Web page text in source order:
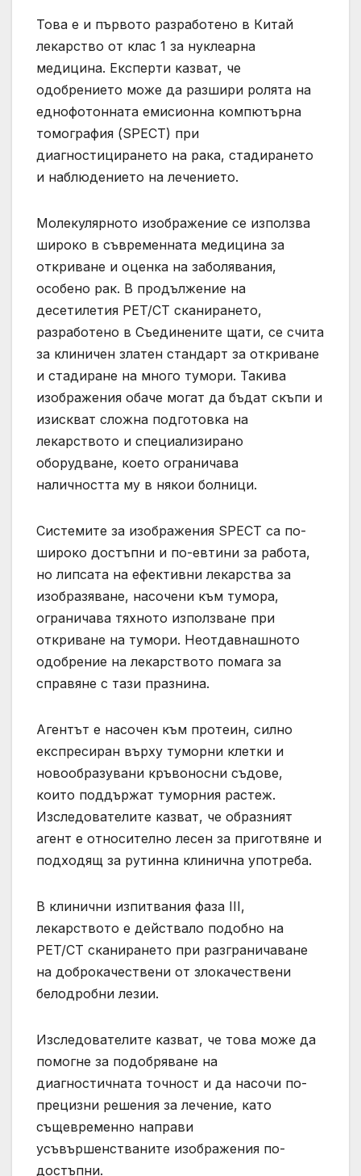
Това е и първото разработено в Китай
лекарство от клас 1 за нуклеарна
медицина. Експерти казват, че
одобрението може да разшири ролята на
еднофотонната емисионна компютърна
томография (SPECT) при
диагностицирането на рака, стадирането
и наблюдението на лечението.
Молекулярното изображение се използва
широко в съвременната медицина за
откриване и оценка на заболявания,
особено рак. В продължение на
десетилетия PET/CT сканирането,
разработено в Съединените щати, се счита
за клиничен златен стандарт за откриване
и стадиране на много тумори. Такива
изображения обаче могат да бъдат скъпи и
изискват сложна подготовка на
лекарството и специализирано
оборудване, което ограничава
наличността му в някои болници.
Системите за изображения SPECT са по-
широко достъпни и по-евтини за работа,
но липсата на ефективни лекарства за
изобразяване, насочени към тумора,
ограничава тяхното използване при
откриване на тумори. Неотдавнашното
одобрение на лекарството помага за
справяне с тази празнина.
Агентът е насочен към протеин, силно
експресиран върху туморни клетки и
новообразувани кръвоносни съдове,
които поддържат туморния растеж.
Изследователите казват, че образният
агент е относително лесен за приготвяне и
подходящ за рутинна клинична употреба.
В клинични изпитвания фаза III,
лекарството е действало подобно на
PET/CT сканирането при разграничаване
на доброкачествени от злокачествени
белодробни лезии.
Изследователите казват, че това може да
помогне за подобряване на
диагностичната точност и да насочи по-
прецизни решения за лечение, като
същевременно направи
усъвършенстваните изображения по-
достъпни.